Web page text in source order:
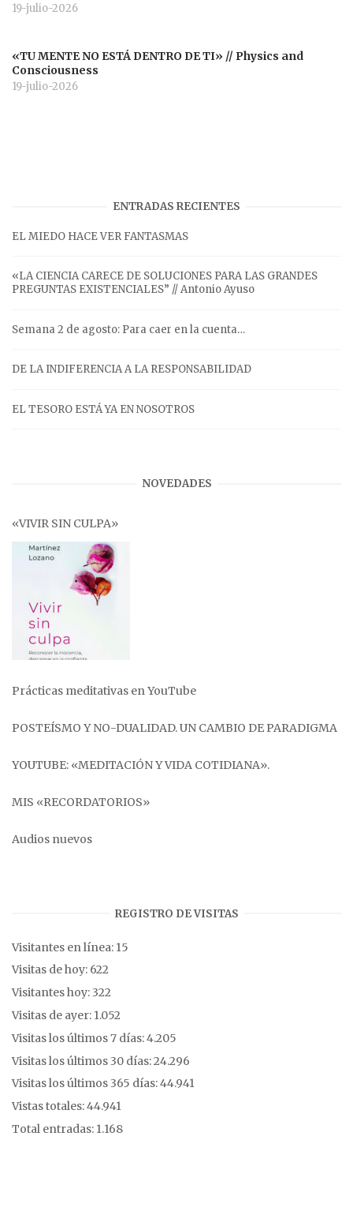
19-julio-2026
«TU MENTE NO ESTÁ DENTRO DE TI» // Physics and
Consciousness
19-julio-2026
ENTRADAS RECIENTES
EL MIEDO HACE VER FANTASMAS
«LA CIENCIA CARECE DE SOLUCIONES PARA LAS GRANDES
PREGUNTAS EXISTENCIALES” // Antonio Ayuso
Semana 2 de agosto: Para caer en la cuenta…
DE LA INDIFERENCIA A LA RESPONSABILIDAD
EL TESORO ESTÁ YA EN NOSOTROS
NOVEDADES
«VIVIR SIN CULPA»
Prácticas meditativas en YouTube
POSTEÍSMO Y NO-DUALIDAD. UN CAMBIO DE PARADIGMA
YOUTUBE: «MEDITACIÓN Y VIDA COTIDIANA».
MIS «RECORDATORIOS»
Audios nuevos
REGISTRO DE VISITAS
Visitantes en línea: 15
Visitas de hoy: 622
Visitantes hoy:322
Visitas de ayer: 1.052
Visitas los últimos 7 días:4.205
Visitas los últimos 30 días:24.296
Visitas los últimos 365 días:44.941
Vistas totales:44.941
Total entradas: 1.168